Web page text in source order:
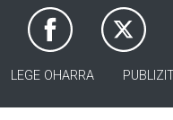
LEGE OHARRA